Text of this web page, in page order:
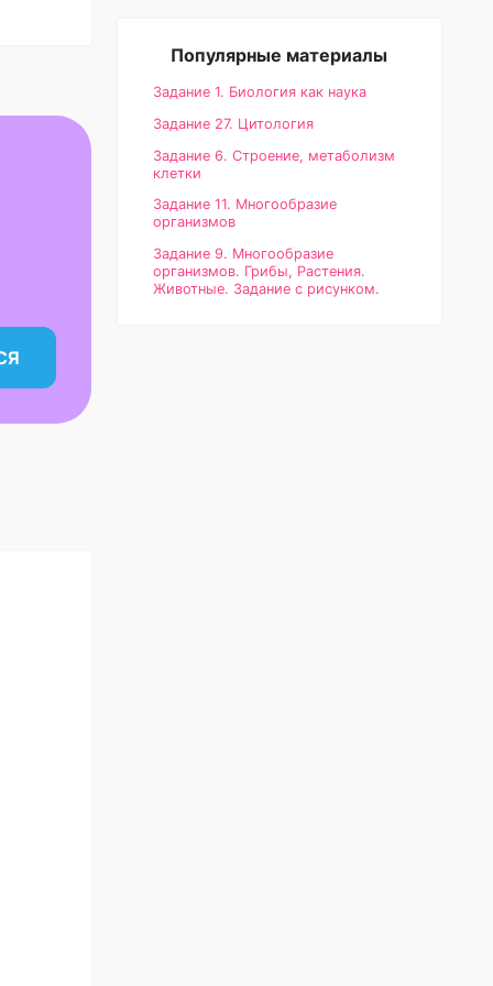
Популярные материалы
Задание 1. Биология как наука
Задание 27. Цитология
Задание 6. Строение, метаболизм
клетки
Задание 11. Многообразие
организмов
Задание 9. Многообразие
организмов. Грибы, Растения.
Животные. Задание с рисунком.